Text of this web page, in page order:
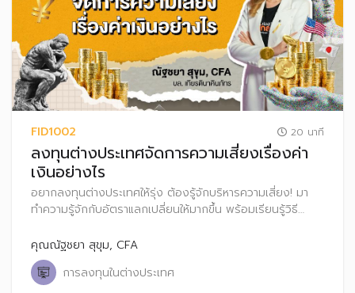
FID1002 20 นาที
ลงทุนต่างประเทศจัดการความเสี่ยงเรื่องค่า
เงินอย่างไร
อยากลงทุนต่างประเทศให้รุ่ง ต้องรู้จักบริหารความเสี่ยง! มา
ทำความรู้จักกับอัตราแลกเปลี่ยนให้มากขึ้น พร้อมเรียนรู้วิธี
และมีประสิทธิภาพ
คุณณัฐชยา สุขุม, CFA
การลงทุนในต่างประเทศ